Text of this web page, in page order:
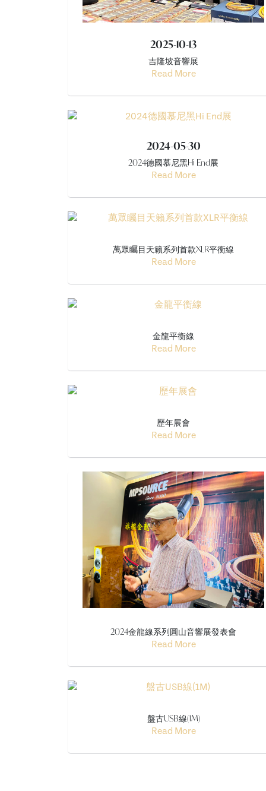
2025-10-13
吉隆坡音響展
Read More
2024-05-30
2024德國慕尼黑Hi End展
Read More
萬眾矚目天籟系列首款XLR平衡線
Read More
金龍平衡線
Read More
歷年展會
Read More
2024金龍線系列圓山音響展發表會
Read More
盤古USB線(1M)
Read More